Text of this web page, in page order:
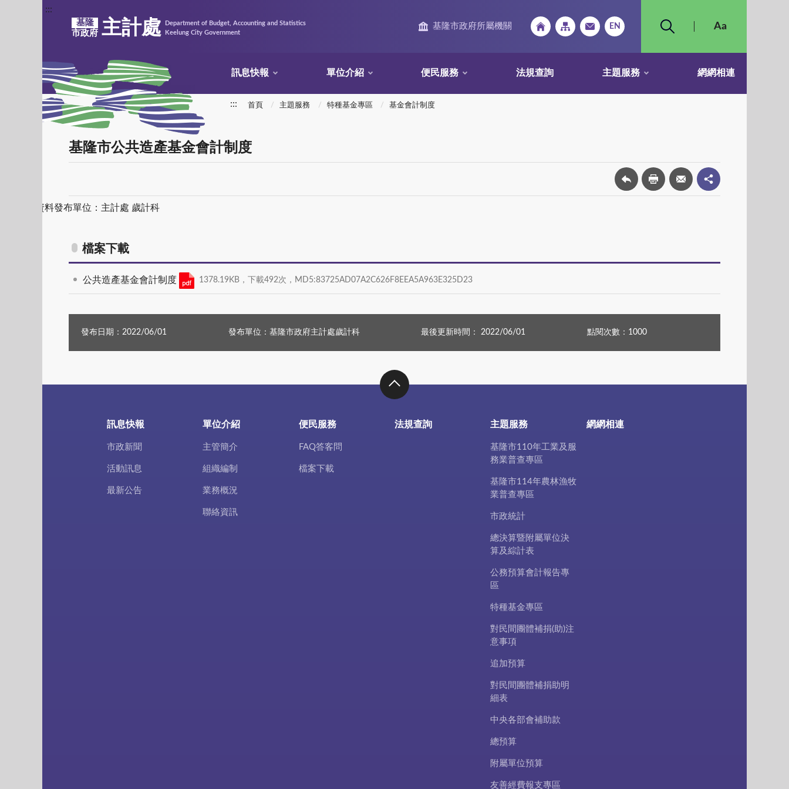
:::
基隆
市政府 主計處
Department of Budget, Accounting and Statistics
Keelung City Government
基隆市政府所屬機關
訊息快報 單位介紹 便民服務 法規查詢 主題服務 網網相連
::: 首頁 主題服務 特種基金專區 基金會計制度
基隆市公共造產基金會計制度
資料發布單位：主計處 歲計科
檔案下載
公共造產基金會計制度 1378.19KB，下載492次，MD5:83725AD07A2C626F8EEA5A963E325D23
發布日期：2022/06/01 發布單位：基隆市政府主計處歲計科 最後更新時間： 2022/06/01 點閱次數：1000
訊息快報
市政新聞
活動訊息
最新公告
單位介紹
主管簡介
組織編制
業務概況
聯絡資訊
便民服務
FAQ答客問
檔案下載
法規查詢 主題服務
基隆市110年工業及服
務業普查專區
基隆市114年農林漁牧
業普查專區
市政統計
總決算暨附屬單位決
算及綜計表
公務預算會計報告專
區
特種基金專區
對民間團體補捐(助)注
意事項
追加預算
對民間團體補捐助明
細表
中央各部會補助款
總預算
附屬單位預算
友善經費報支專區
網網相連